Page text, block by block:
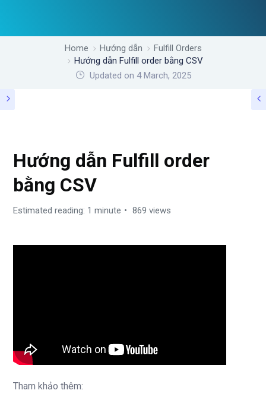
Home Hướng dẫn
Fulfill Orders
Hướng dẫn Fulfill order bằng CSV
Updated on 4 March, 2025
Hướng dẫn Fulfill order
bằng CSV
Estimated reading: 1 minute 869 views
Tham khảo thêm: